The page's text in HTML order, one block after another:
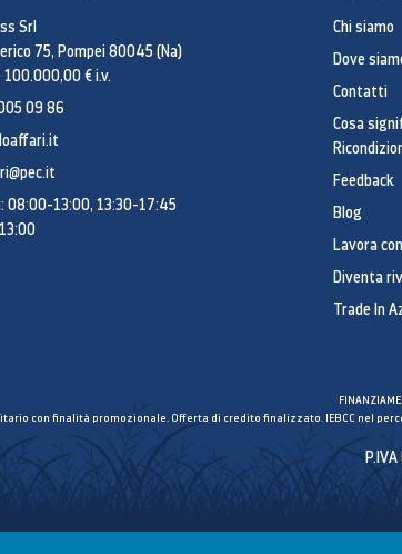
Srl
75, Pompei 80045 (Na)
100.000,00 € i.v.
09 86
08:00-13:00, 13:30-17:45
Chi siamo
Dove
Contatti
Cosa
Feedback
Blog
Lavora
Diventa
Trade In
con finalità promozionale. Offerta di credito finalizzato. IEBCC nel